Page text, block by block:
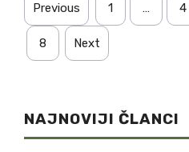
Previous 1 … 4
8 Next
NAJNOVIJI ČLANCI